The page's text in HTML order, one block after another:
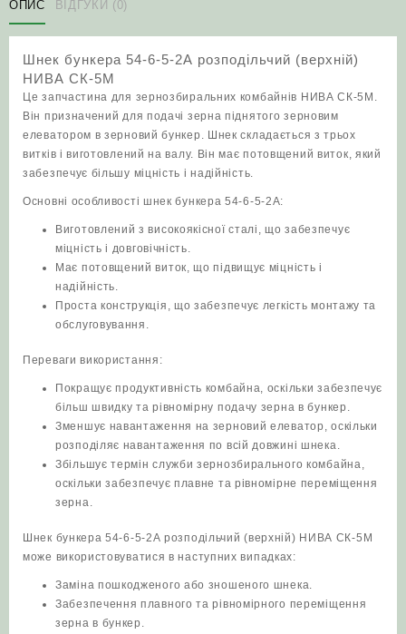
5-
2А
(верхній)
НИВА
СК-5М
кількість
ОПИС ВІДГУКИ (0)
Шнек бункера 54-6-5-2А розподільчий (верхній)
НИВА СК-5М
Це запчастина для зернозбиральних комбайнів НИВА СК-5М.
Він призначений для подачі зерна піднятого зерновим
елеватором в зерновий бункер. Шнек складається з трьох
витків і виготовлений на валу. Він має потовщений виток, який
забезпечує більшу міцність і надійність.
Основні особливості шнек бункера 54-6-5-2А:
Виготовлений з високоякісної сталі, що забезпечує
міцність і довговічність.
Має потовщений виток, що підвищує міцність і
надійність.
Проста конструкція, що забезпечує легкість монтажу та
обслуговування.
Переваги використання:
Покращує продуктивність комбайна, оскільки забезпечує
більш швидку та рівномірну подачу зерна в бункер.
Зменшує навантаження на зерновий елеватор, оскільки
розподіляє навантаження по всій довжині шнека.
Збільшує термін служби зернозбирального комбайна,
оскільки забезпечує плавне та рівномірне переміщення
зерна.
Шнек бункера 54-6-5-2А розподільчий (верхній) НИВА СК-5М
може використовуватися в наступних випадках:
Заміна пошкодженого або зношеного шнека.
Забезпечення плавного та рівномірного переміщення
зерна в бункер.